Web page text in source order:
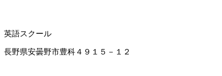
英語スクール
長野県安曇野市豊科４９１５－１２